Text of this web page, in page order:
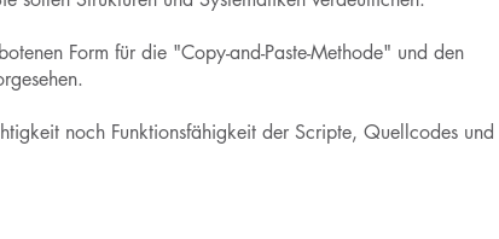
Form für die "Copy-and-Paste-Methode" und den
noch Funktionsfähigkeit der Scripte, Quellcodes und